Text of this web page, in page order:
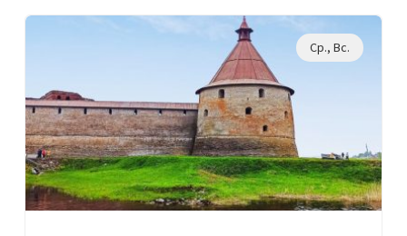
Ср., Вс.